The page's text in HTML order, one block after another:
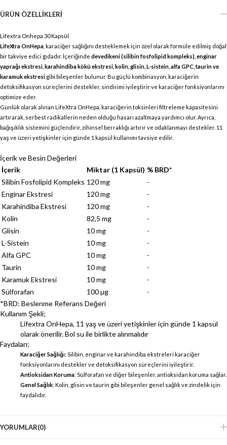
ÜRÜN ÖZELLIKLERI
Lifextra Onhepa 30 Kapsül
LifeXtra OnHepa , karaciğer sağlığını desteklemek için özel olarak formüle edilmiş doğal
bir takviye edici gıdadır. İçeriğinde devedikeni (silibin fosfolipid kompleks), enginar
yaprağı ekstresi, karahindiba kökü ekstresi, kolin, glisin, L-sistein, alfa GPC, taurin ve
karamuk ekstresi gibi bileşenler bulunur. Bu güçlü kombinasyon, karaciğerin
detoksifikasyon süreçlerini destekler, sindirimi iyileştirir ve karaciğer fonksiyonlarını
optimize eder.
Günlük olarak alınan LifeXtra OnHepa, karaciğerin toksinleri filtreleme kapasitesini
artırarak, serbest radikallerin neden olduğu hasarı azaltmaya yardımcı olur. Ayrıca,
bağışıklık sistemini güçlendirir, zihinsel berraklığı artırır ve odaklanmayı destekler. 11
yaş ve üzeri yetişkinler için günde 1 kapsül kullanımı tavsiye edilir.
İçerik ve Besin Değerleri
İçerik
Miktar (1 Kapsül) % BRD*
Silibin Fosfolipid Kompleks 120 mg
-
Enginar Ekstresi
120 mg
-
Karahindiba Ekstresi
120 mg
-
Kolin
82,5 mg
-
Glisin
10 mg
-
L-Sistein
10 mg
-
Alfa GPC
10 mg
-
Taurin
10 mg
-
Karamuk Ekstresi
10 mg
-
Sülforafan
100 µg
-
*BRD: Beslenme Referans Değeri
Kullanım Şekli;
Lifextra OnHepa, 11 yaş ve üzeri yetişkinler için günde 1 kapsül
olarak önerilir. Bol su ile birlikte alınmalıdır
Faydaları;
Karaciğer Sağlığı: Silibin, enginar ve karahindiba ekstreleri karaciğer
fonksiyonlarını destekler ve detoksifikasyon süreçlerini iyileştirir.
Antioksidan Koruma: Sülforafan ve diğer bileşenler, antioksidan koruma sağlar.
Genel Sağlık: Kolin, glisin ve taurin gibi bileşenler genel sağlık ve zindelik için
faydalıdır.
YORUMLAR(0)